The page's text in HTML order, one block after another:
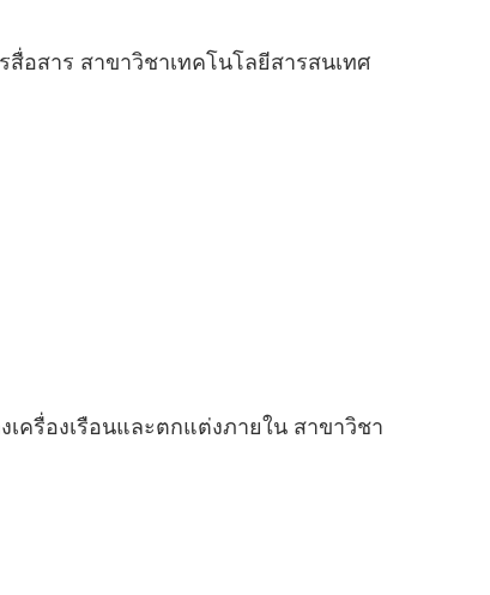
อสาร สาขาวิชาเทคโนโลยีสารสนเทศ
ครื่องเรือนและตกแต่งภายใน สาขาวิชา